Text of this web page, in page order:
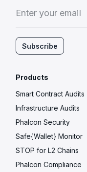
Enter your email
Subscribe
Products
Smart Contract Audits
Infrastructure Audits
Phalcon Security
Safe{Wallet} Monitor
STOP for L2 Chains
Phalcon Compliance